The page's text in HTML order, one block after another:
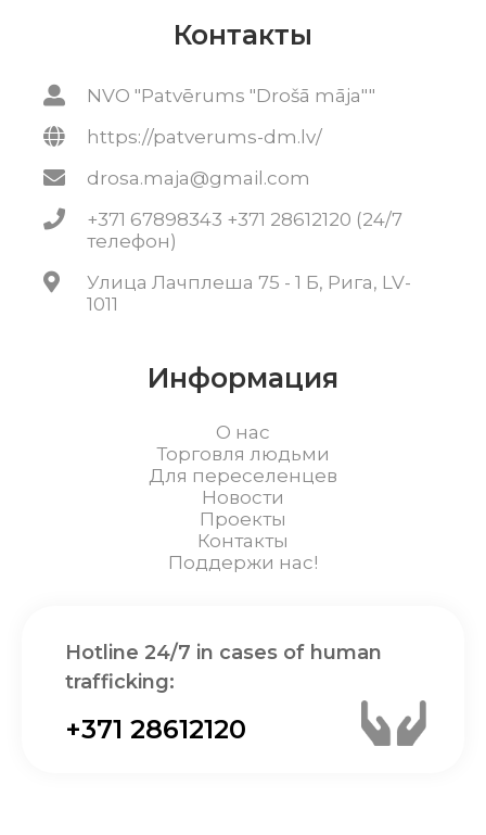
Контакты
NVO "Patvērums "Drošā māja""
https://patverums-dm.lv/
drosa.maja@gmail.com
+371 67898343 +371 28612120 (24/7
телефон)
Улица Лачплеша 75 - 1 Б, Рига, LV-
1011
Информация
О нас
Торговля людьми
Для переселенцев
Новости
Проекты
Контакты
Поддержи нас!
Hotline 24/7 in cases of human
trafficking:
+371 28612120